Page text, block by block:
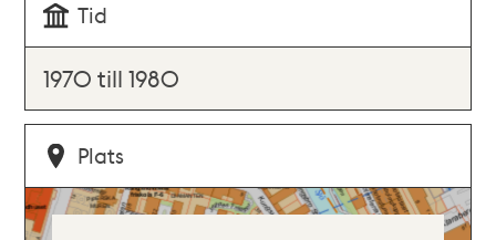
Tid
1970 till 1980
Plats